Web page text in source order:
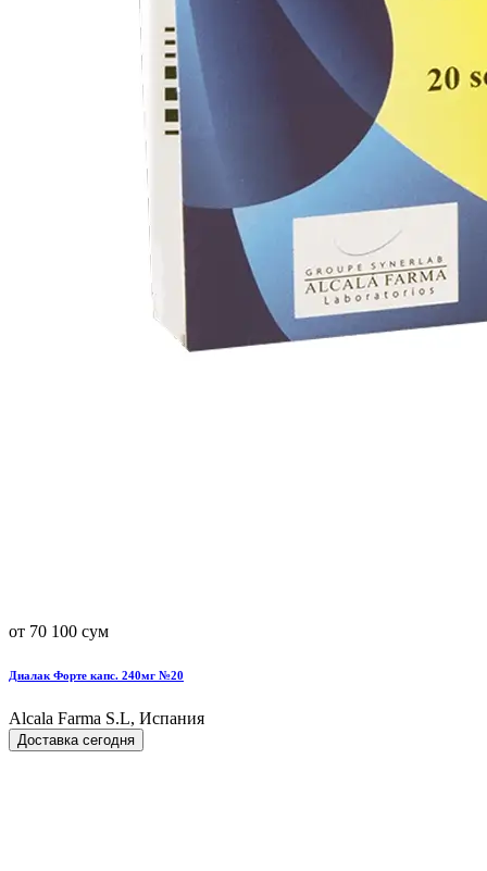
от 70 100 сум
Диалак Форте капс. 240мг №20
Alcala Farma S.L, Испания
Доставка сегодня